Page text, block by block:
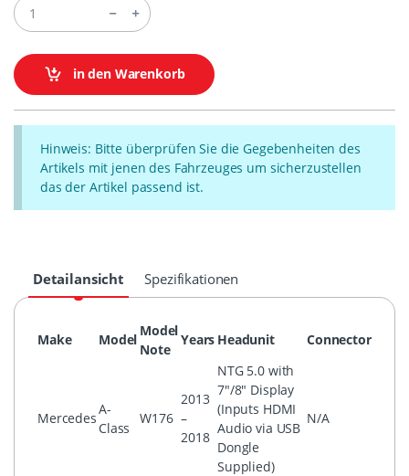
in den Warenkorb
Hinweis: Bitte überprüfen Sie die Gegebenheiten des
Artikels mit jenen des Fahrzeuges um sicherzustellen
das der Artikel passend ist.
Detailansicht Spezifikationen
Make Model
Model
Note
Years Headunit Connector
Mercedes
A-
Class
W176
2013
–
2018
NTG 5.0 with
7″/8″ Display
(Inputs HDMI
Audio via USB
Dongle
Supplied)
N/A